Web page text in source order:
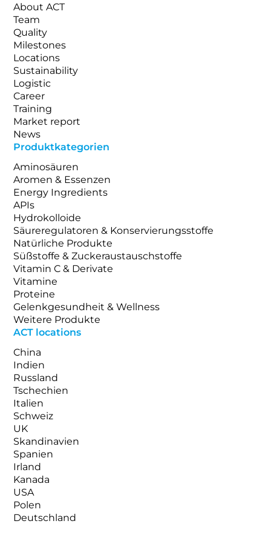
About ACT
Team
Quality
Milestones
Locations
Sustainability
Logistic
Career
Training
Market report
News
Produktkategorien
Aminosäuren
Aromen & Essenzen
Energy Ingredients
APIs
Hydrokolloide
Säureregulatoren & Konservierungsstoffe
Natürliche Produkte
Süßstoffe & Zuckeraustauschstoffe
Vitamin C & Derivate
Vitamine
Proteine
Gelenkgesundheit & Wellness
Weitere Produkte
ACT locations
China
Indien
Russland
Tschechien
Italien
Schweiz
UK
Skandinavien
Spanien
Irland
Kanada
USA
Polen
Deutschland